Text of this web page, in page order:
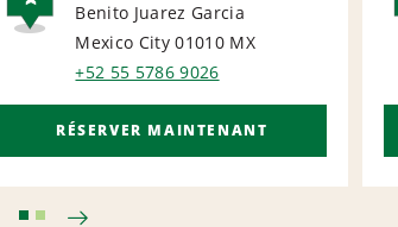
AIRPORT
Benito Juarez Garcia
Mexico City 01010 MX
+52 55 5786 9026
RÉSERVER MAINTENANT